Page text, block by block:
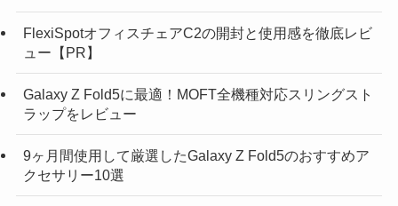
FlexiSpotオフィスチェアC2の開封と使用感を徹底レビ
ュー【PR】
Galaxy Z Fold5に最適！MOFT全機種対応スリングスト
ラップをレビュー
9ヶ月間使用して厳選したGalaxy Z Fold5のおすすめア
クセサリー10選